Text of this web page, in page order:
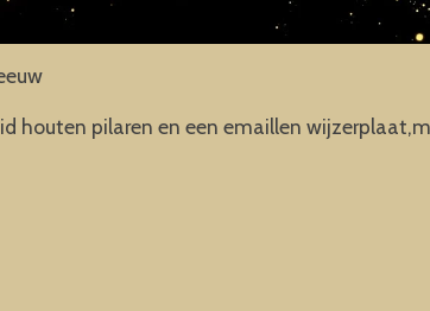
houten pilaren en een emaillen